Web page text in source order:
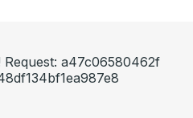
a47c06580462f